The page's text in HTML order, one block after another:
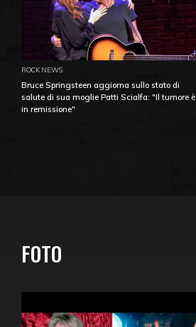
ROCK NEWS
Bruce Springsteen aggiorna sullo stato di
salute di sua moglie Patti Scialfa: "Il tumore è
in remissione"
FOTO